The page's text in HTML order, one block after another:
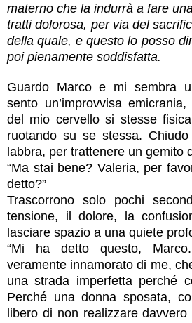
materno che la indurrà a fare
tratti dolorosa, per via del
della quale, e questo lo posso
poi pienamente soddisfatta.
Guardo Marco e mi sembra
sento un’improvvisa
del mio cervello si stesse
ruotando su se stessa.
labbra, per trattenere un gemito
“Ma stai bene? Valeria, per
detto?”
Trascorrono solo pochi
tensione, il dolore, la
lasciare spazio a una quiete
“Mi ha detto questo,
veramente innamorato di me,
una strada imperfetta perché
Perché una donna sposata,
libero di non realizzare davvero